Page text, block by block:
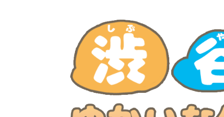
小学6年生
ワーク・ドリル
幼稚園・保育園
科学・プログラミング
こそだて生活
ファッション・美容
こそだてマンガ